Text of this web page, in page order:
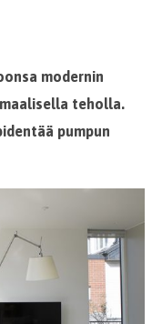
modernin
teholla.
pumpun